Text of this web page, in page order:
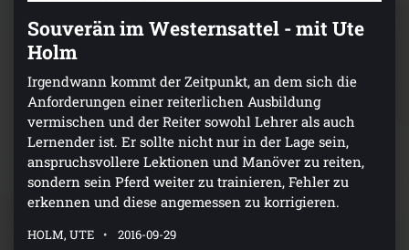
Souverän im Westernsattel - mit Ute
Holm
Irgendwann kommt der Zeitpunkt, an dem sich die
Anforderungen einer reiterlichen Ausbildung
vermischen und der Reiter sowohl Lehrer als auch
Lernender ist. Er sollte nicht nur in der Lage sein,
anspruchsvollere Lektionen und Manöver zu reiten,
sondern sein Pferd weiter zu trainieren, Fehler zu
erkennen und diese angemessen zu korrigieren.
HOLM, UTE 2016-09-29